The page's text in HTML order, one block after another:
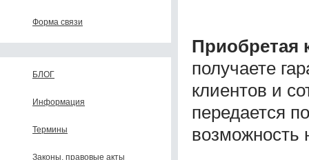
Форма связи
БЛОГ
Информация
Термины
Законы, правовые акты
Приобретая
получаете
клиентов и
передается
возможность